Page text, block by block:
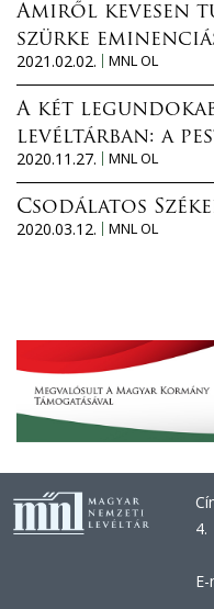
Amiről kevesen
szürke
2021.02.02.
MNL OL
A két
levéltárban: a
2020.11.27.
MNL OL
Csodálatos
2020.03.12.
MNL OL
4.